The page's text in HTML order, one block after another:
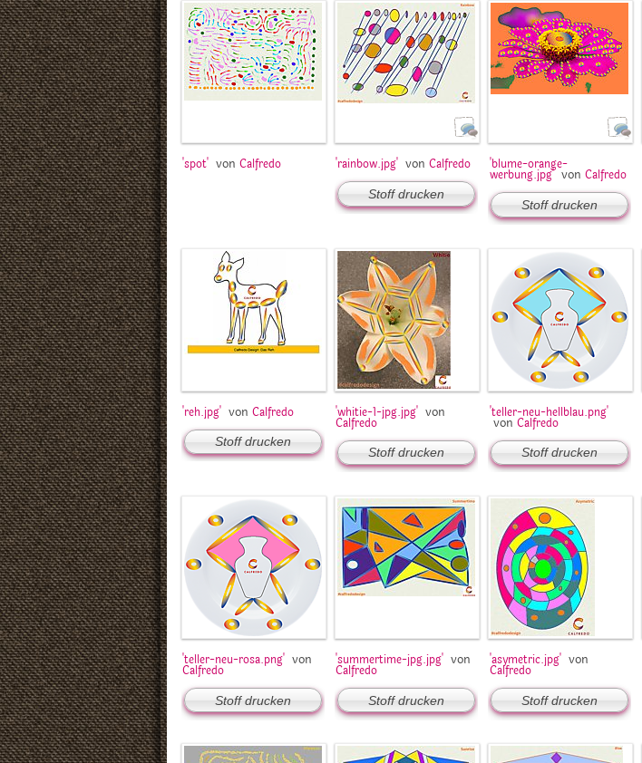
'spot' vonCalfredo 'rainbow.jpg' vonCalfredo
Stoff drucken
'blume-orange-
werbung.jpg' von Calfredo
Stoff drucken
'reh.jpg' vonCalfredo
Stoff drucken
'whitie-1-jpg.jpg' von
Calfredo
Stoff drucken
'teller-neu-hellblau.png'
von Calfredo
Stoff drucken
'teller-neu-rosa.png' von
Calfredo
Stoff drucken
'summertime-jpg.jpg' von
Calfredo
Stoff drucken
'asymetric.jpg' von
Calfredo
Stoff drucken